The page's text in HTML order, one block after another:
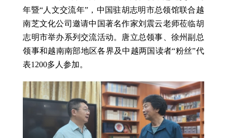
年暨“人文交流年”，中国驻胡志明市总领馆联合越
南芝文化公司邀请中国著名作家刘震云老师莅临胡
志明市举办系列交流活动。唐立总领事、徐州副总
领事和越南南部地区各界及中越两国读者“粉丝”代
表1200多人参加。